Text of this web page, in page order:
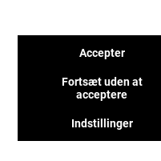
Accepter
Fortsæt uden at
acceptere
Indstillinger